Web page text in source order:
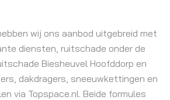
wij ons aanbod uitgebreid met
diensten, ruitschade onder de
Biesheuvel Hoofddorp en
dakdragers, sneeuwkettingen en
via Topspace.nl. Beide formules